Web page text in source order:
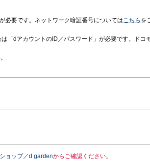
必要です。ネットワーク暗証番号についてはこちら を
「dアカウントのID／パスワード」が必要です。ドコ
ョップ／d gardenからご確認ください。